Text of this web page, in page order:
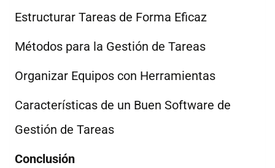
Es­truc­tu­rar Ta­reas de For­ma Efi­caz
Mé­to­dos pa­ra la Ges­tión de Ta­reas
Or­ga­ni­zar Equi­pos con He­rra­mien­tas
Ca­rac­te­rís­ti­cas de un Buen Soft­ware de
Ges­tión de Ta­reas
Con­clu­sión